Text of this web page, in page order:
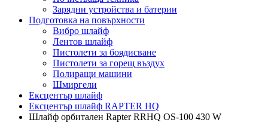
Зарядни устройства и батерии
Подготовка на повърхности
Вибро шлайф
Лентов шлайф
Пистолети за боядисване
Пистолети за горещ въздух
Полиращи машини
Шмиргели
Ексцентър шлайф
Ексцентър шлайф RAPTER HQ
Шлайф орбитален Rapter RRHQ OS-100 430 W